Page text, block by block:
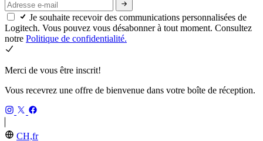
Je souhaite recevoir des communications personnalisées de
Logitech. Vous pouvez vous désabonner à tout moment. Consultez
notre Politique de confidentialité.
Merci de vous être inscrit!
Vous recevrez une offre de bienvenue dans votre boîte de réception.
CH,fr